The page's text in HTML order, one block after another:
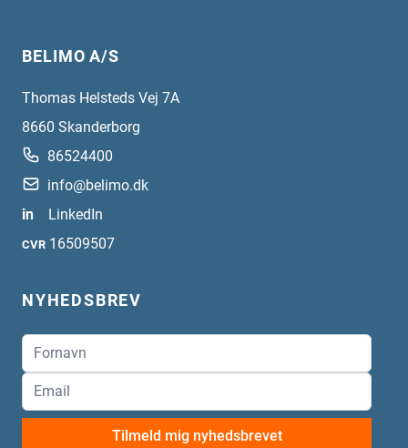
BELIMO A/S
Thomas Helsteds Vej 7A
8660 Skanderborg
86524400
info@belimo.dk
in
LinkedIn
CVR 16509507
NYHEDSBREV
Tilmeld mig nyhedsbrevet